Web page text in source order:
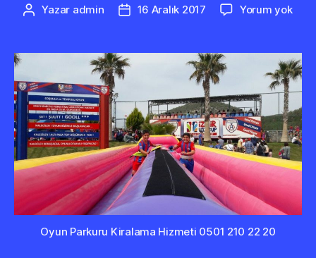
Yazının
Yazar admin
Yazı16 Aralık 2017 Yorum yokÇek
0
501
210
20
Oyun Parkuru Kiralama Hizmeti 0501 210 22 20